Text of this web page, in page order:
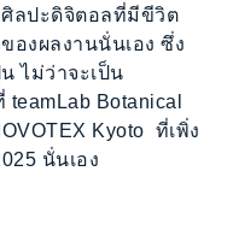
ศิลปะดิจิตอลที่มีขีวิต
องผลงานนั่นเอง ซึ่ง
ไม่ว่าจะเป็น
Botanical
Kyoto ที่เพิ่ง
นั่นเอง